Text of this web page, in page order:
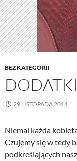
BEZ KATEGORII
29 LISTOPADA 2014
Niemal każda
Czujemy się w tedy
podkreślających